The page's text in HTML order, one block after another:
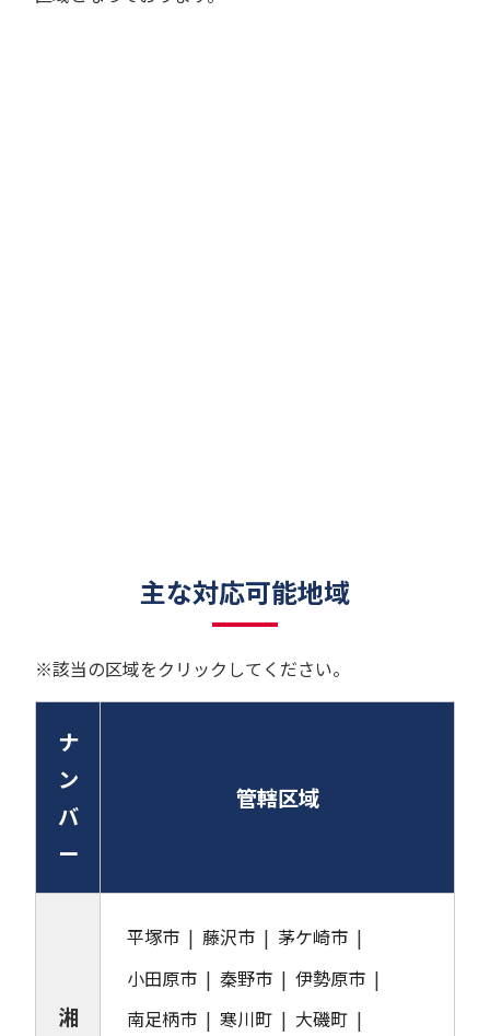
主な対応可能地域
※該当の区域をクリックしてください。
ナ
ン
バ
ー
管轄区域
湘
平塚市 藤沢市
茅ケ崎市
小田原市
秦野市
伊勢原市
南足柄市
寒川町
大磯町